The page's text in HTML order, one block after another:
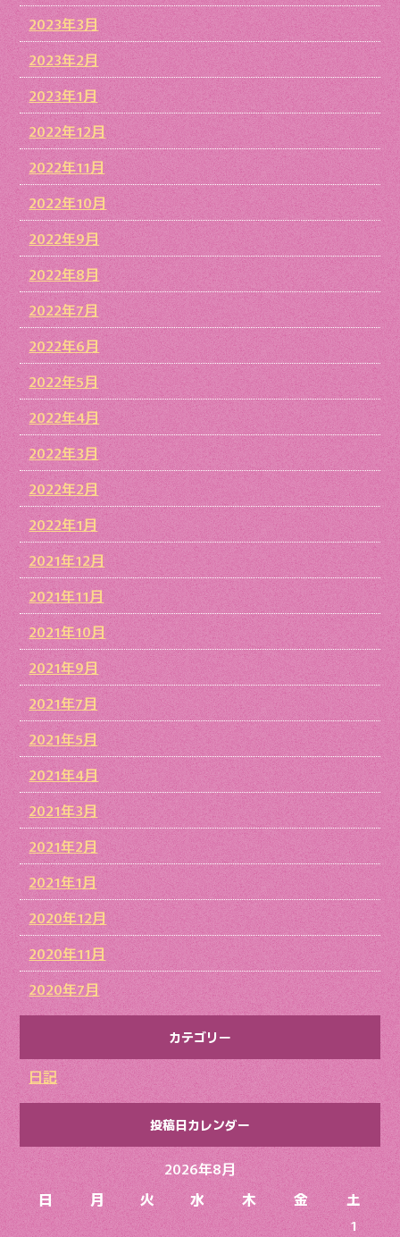
2023年3月
2023年2月
2023年1月
2022年12月
2022年11月
2022年10月
2022年9月
2022年8月
2022年7月
2022年6月
2022年5月
2022年4月
2022年3月
2022年2月
2022年1月
2021年12月
2021年11月
2021年10月
2021年9月
2021年7月
2021年5月
2021年4月
2021年3月
2021年2月
2021年1月
2020年12月
2020年11月
2020年7月
カテゴリー
日記
投稿日カレンダー
2026年8月
日
月 火 水 木 金
土
1